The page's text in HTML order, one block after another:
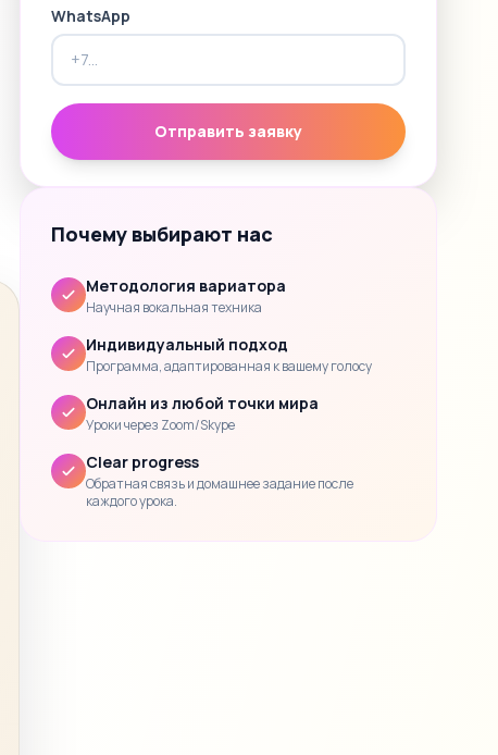
WhatsApp
Отправить заявку
Почему выбирают нас
Методология вариатора
Научная вокальная техника
Индивидуальный подход
Программа, адаптированная к вашему голосу
Онлайн из любой точки мира
Уроки через Zoom/Skype
Clear progress
Обратная связь и домашнее задание после
каждого урока.